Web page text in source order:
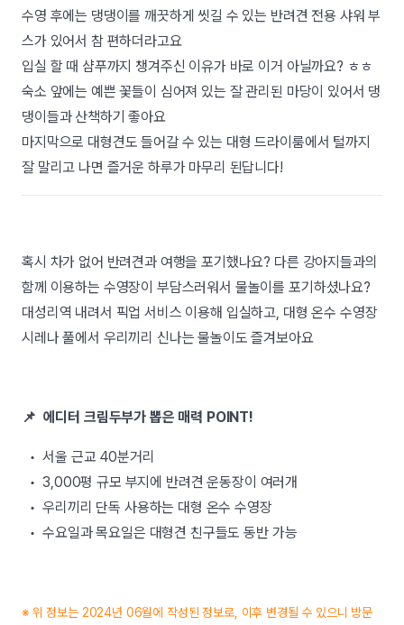
수영 후에는 댕댕이를 깨끗하게 씻길 수 있는 반려견 전용 샤워 부
스가 있어서 참 편하더라고요
입실 할 때 샴푸까지 챙겨주신 이유가 바로 이거 아닐까요? ㅎㅎ
숙소 앞에는 예쁜 꽃들이 심어져 있는 잘 관리된 마당이 있어서 댕
댕이들과 산책하기 좋아요
마지막으로 대형견도 들어갈 수 있는 대형 드라이룸에서 털까지
잘 말리고 나면 즐거운 하루가 마무리 된답니다!
혹시 차가 없어 반려견과 여행을 포기했나요? 다른 강아지들과의
함께 이용하는 수영장이 부담스러워서 물놀이를 포기하셨나요?
대성리역 내려서 픽업 서비스 이용해 입실하고, 대형 온수 수영장
시레나 풀에서 우리끼리 신나는 물놀이도 즐겨보아요
📌 에디터 크림두부가 뽑은 매력 POINT!
• 서울 근교 40분거리
• 3,000평 규모 부지에 반려견 운동장이 여러개
• 우리끼리 단독 사용하는 대형 온수 수영장
• 수요일과 목요일은 대형견 친구들도 동반 가능
※ 위 정보는 2024년 06월에 작성된 정보로, 이후 변경될 수 있으니 방문